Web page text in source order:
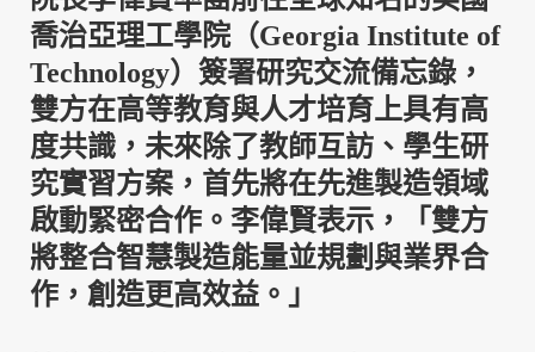
喬治亞理工學院（Georgia Institute of
Technology） 簽署研究交流備忘錄，
雙方在高等教育與人才培育上具有高
度共識，未來除了教師互訪、學生研
究實習方案，首先將在先進製造領域
啟動緊密合作。李偉賢表示，「雙方
將整合智慧製造能量並規劃與業界合
作，創造更高效益。」